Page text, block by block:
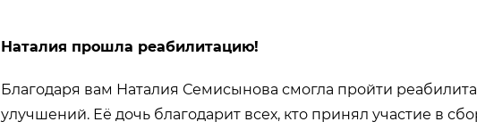
Наталия прошла реабилитацию!
Благодаря вам Наталия Семисынова смогла пройти
улучшений. Её дочь благодарит всех, кто принял участие в